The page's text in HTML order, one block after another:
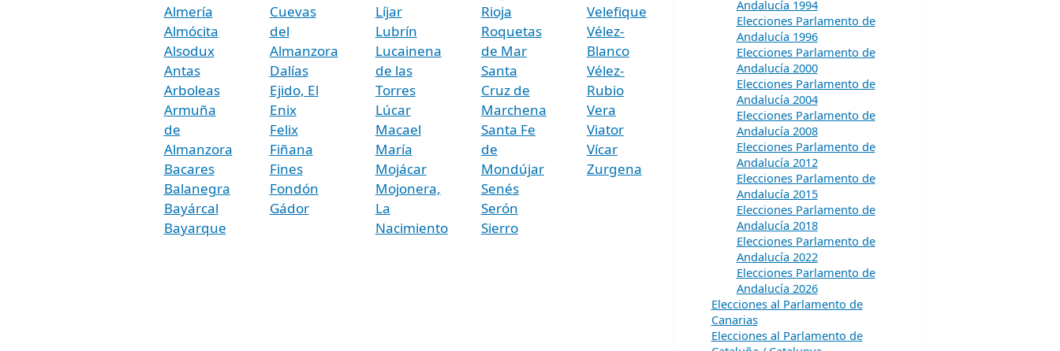
Almería
Almócita
Alsodux
Antas
Arboleas
Armuña
de
Almanzora
Bacares
Balanegra
Bayárcal
Bayarque
Cuevas
del
Almanzora
Dalías
Ejido, El
Enix
Felix
Fiñana
Fines
Fondón
Gádor
Líjar
Lubrín
Lucainena
de las
Torres
Lúcar
Macael
María
Mojácar
Mojonera,
La
Nacimiento
Rioja
Roquetas
de Mar
Santa
Cruz de
Marchena
Santa Fe
de
Mondújar
Senés
Serón
Sierro
Velefique
Vélez-
Blanco
Vélez-
Rubio
Vera
Viator
Vícar
Zurgena
Andalucía 1994
Elecciones Parlamento de
Andalucía 1996
Elecciones Parlamento de
Andalucía 2000
Elecciones Parlamento de
Andalucía 2004
Elecciones Parlamento de
Andalucía 2008
Elecciones Parlamento de
Andalucía 2012
Elecciones Parlamento de
Andalucía 2015
Elecciones Parlamento de
Andalucía 2018
Elecciones Parlamento de
Andalucía 2022
Elecciones Parlamento de
Andalucía 2026
Elecciones al Parlamento de
Canarias
Elecciones al Parlamento de